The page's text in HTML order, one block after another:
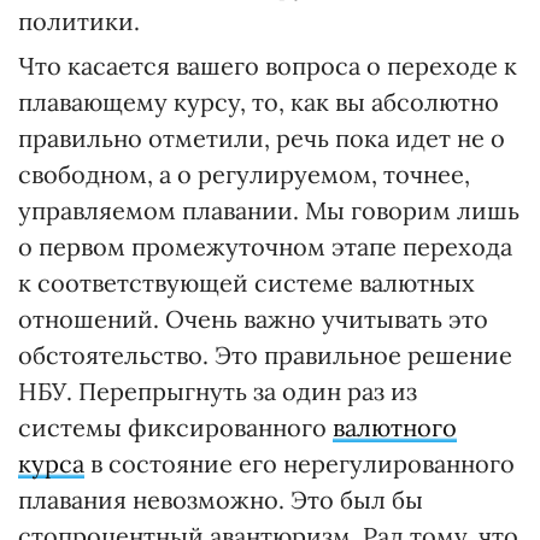
политики.
Что касается вашего вопроса о переходе к
плавающему курсу, то, как вы абсолютно
правильно отметили, речь пока идет не о
свободном, а о регулируемом, точнее,
управляемом плавании. Мы говорим лишь
о первом промежуточном этапе перехода
к соответствующей системе валютных
отношений. Очень важно учитывать это
обстоятельство. Это правильное решение
НБУ. Перепрыгнуть за один раз из
системы фиксированного валютного
курса в состояние его нерегулированного
плавания невозможно. Это был бы